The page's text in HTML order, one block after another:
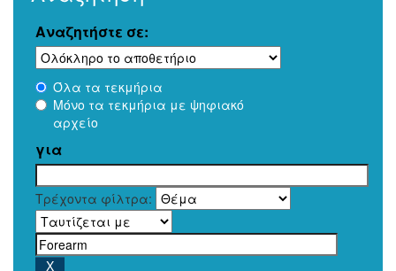
Αναζητήστε σε:
Όλα τα τεκμήρια
Μόνο τα τεκμήρια με ψηφιακό
αρχείο
για
Τρέχοντα φίλτρα: